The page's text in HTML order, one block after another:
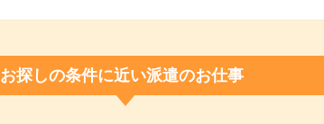
お探しの条件に近い派遣のお仕事